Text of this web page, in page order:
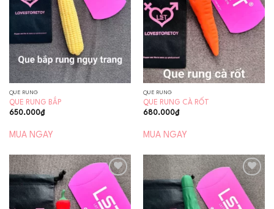
QUE RUNG
QUE RUNG BẮP
650.000₫
MUA NGAY
QUE RUNG
QUE RUNG CÀ RỐT
680.000₫
MUA NGAY
Add to
Add to